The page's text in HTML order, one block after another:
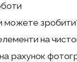
можете
на
рахунок